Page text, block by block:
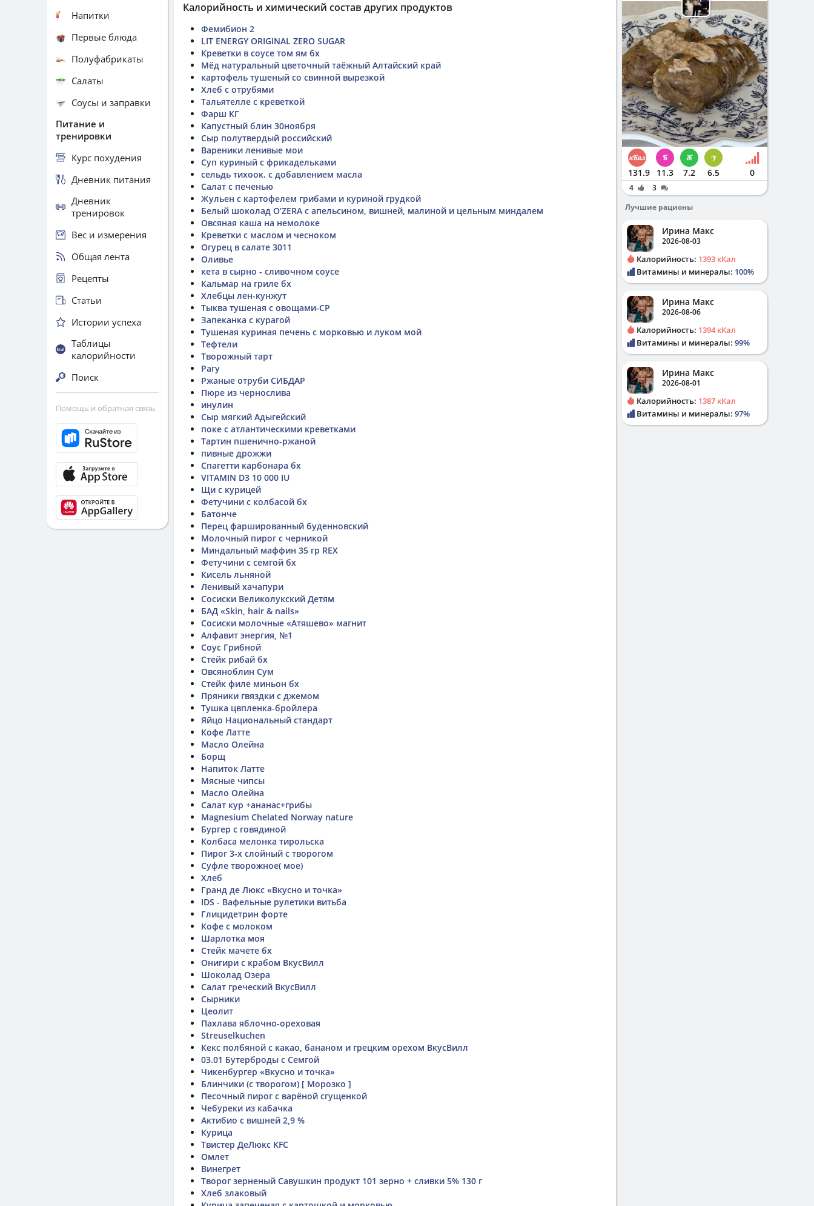
Калорийность и химический состав других продуктов
Фемибион 2
LIT ENERGY ORIGINAL ZERO SUGAR
Креветки в соусе том ям бх
Мёд натуральный цветочный таёжный Алтайский край
картофель тушеный со свинной вырезкой
Хлеб с отрубями
Тальятелле с креветкой
Фарш КГ
Капустный блин 30ноября
Сыр полутвердый российский
Вареники ленивые мои
Суп куриный с фрикадельками
сельдь тихоок. с добавлением масла
Салат с печенью
Жульен с картофелем грибами и куриной грудкой
Белый шоколад O’ZERA с апельсином, вишней, малиной и цельным миндалем
Овсяная каша на немолоке
Креветки с маслом и чесноком
Огурец в салате 3011
Оливье
кета в сырно - сливочном соусе
Кальмар на гриле бх
Хлебцы лен-кунжут
Тыква тушеная с овощами-СР
Запеканка с курагой
Тушеная куриная печень с морковью и луком мой
Тефтели
Творожный тарт
Рагу
Ржаные отруби СИБДАР
Пюре из чернослива
инулин
Сыр мягкий Адыгейский
поке с атлантическими креветками
Тартин пшенично-ржаной
пивные дрожжи
Спагетти карбонара бх
VITAMIN D3 10 000 IU
Щи с курицей
Фетучини с колбасой бх
Батонче
Перец фаршированный буденновский
Молочный пирог с черникой
Миндальный маффин 35 гр REX
Фетучини с семгой бх
Кисель льняной
Ленивый хачапури
Сосиски Великолукский Детям
БАД «Skin, hair & nails»
Сосиски молочные «Атяшево» магнит
Алфавит энергия, №1
Соус Грибной
Стейк рибай бх
Овсяноблин Сум
Стейк филе миньон бх
Пряники гвяздки с джемом
Тушка цвпленка-бройлера
Яйцо Национальный стандарт
Кофе Латте
Масло Олейна
Борщ
Напиток Латте
Мясные чипсы
Масло Олейна
Салат кур +ананас+грибы
Magnesium Chelated Norway nature
Бургер с говядиной
Колбаса мелонка тирольска
Пирог 3-х слойный с творогом
Суфле творожное( мое)
Хлеб
Гранд де Люкс «Вкусно и точка»
IDS - Вафельные рулетики витьба
Глицидетрин форте
Кофе с молоком
Шарлотка моя
Стейк мачете бх
Онигири с крабом ВкусВилл
Шоколад Озера
Салат греческий ВкусВилл
Сырники
Цеолит
Пахлава яблочно-ореховая
Streuselkuchen
Кекс полбяной с какао, бананом и грецким орехом ВкусВилл
03.01 Бутерброды с Семгой
Чикенбургер «Вкусно и точка»
Блинчики (с творогом) [ Морозко ]
Песочный пирог с варёной сгущенкой
Чебуреки из кабачка
Актибио с вишней 2,9 %
Курица
Твистер ДеЛюкс KFC
Омлет
Винегрет
Творог зерненый Савушкин продукт 101 зерно + сливки 5% 130 г
Хлеб злаковый
Напитки
Первые блюда
Полуфабрикаты
Салаты
Соусы и заправки
Питание и
тренировки
Курс похудения
Дневник питания
Дневник
тренировок
Вес и измерения
Общая лента
Рецепты
Статьи
Истории успеха
Таблицы
калорийности
Поиск
Помощь и обратная связь
131.9 11.3 7.2 6.5 0
4
3
Лучшие рационы
Ирина Макс
2026-08-03
Калорийность: 1393 кКал
Витамины и минералы: 100%
Ирина Макс
2026-08-06
Калорийность: 1394 кКал
Витамины и минералы: 99%
Ирина Макс
2026-08-01
Калорийность: 1387 кКал
Витамины и минералы: 97%